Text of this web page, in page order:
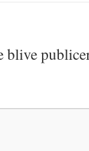
blive